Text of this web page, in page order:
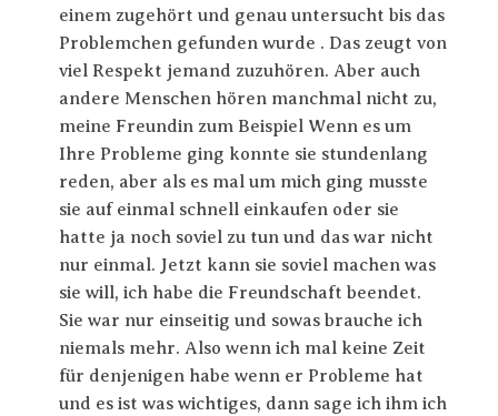
einem zugehört und genau untersucht bis das
Problemchen gefunden wurde . Das zeugt von
viel Respekt jemand zuzuhören. Aber auch
andere Menschen hören manchmal nicht zu,
meine Freundin zum Beispiel Wenn es um
Ihre Probleme ging konnte sie stundenlang
reden, aber als es mal um mich ging musste
sie auf einmal schnell einkaufen oder sie
hatte ja noch soviel zu tun und das war nicht
nur einmal. Jetzt kann sie soviel machen was
sie will, ich habe die Freundschaft beendet.
Sie war nur einseitig und sowas brauche ich
niemals mehr. Also wenn ich mal keine Zeit
für denjenigen habe wenn er Probleme hat
und es ist was wichtiges, dann sage ich ihm ich